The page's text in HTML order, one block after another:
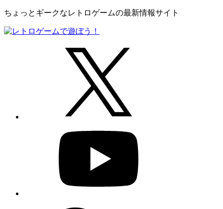
ちょっとギークなレトロゲームの最新情報サイト